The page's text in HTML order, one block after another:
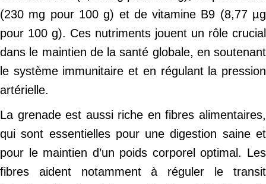
(230 mg pour 100 g) et de vitamine B9 (8,77 µg
pour 100 g). Ces nutriments jouent un rôle crucial
dans le maintien de la santé globale, en soutenant
le système immunitaire et en régulant la pression
artérielle.
La grenade est aussi riche en fibres alimentaires,
qui sont essentielles pour une digestion saine et
pour le maintien d’un poids corporel optimal. Les
fibres aident notamment à réguler le transit